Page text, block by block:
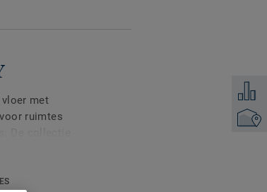
Voeg
Vind
met
ruimtes
effen
en